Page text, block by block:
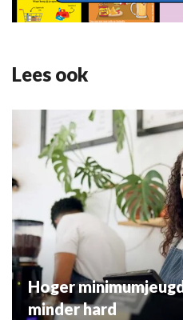
Lees ook
Hoger
minder hard